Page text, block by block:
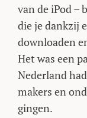
van de iPod –
die je dankzij
downloaden
Het was een
Nederland
makers en
gingen.